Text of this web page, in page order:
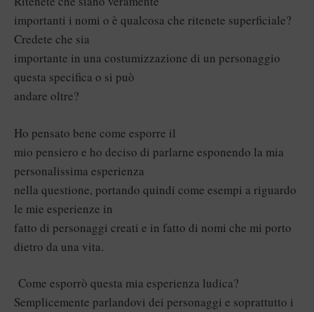
importanti i nomi o è qualcosa che ritenete superficiale?
Credete che sia
importante in una costumizzazione di un personaggio
questa specifica o si può
andare oltre?
Ho pensato bene come esporre il
mio pensiero e ho deciso di parlarne esponendo la mia
personalissima esperienza
nella questione, portando quindi come esempi a riguardo
le mie esperienze in
fatto di personaggi creati e in fatto di nomi che mi porto
dietro da una vita.
Come esporrò questa mia esperienza ludica?
Semplicemente parlandovi dei personaggi e soprattutto i